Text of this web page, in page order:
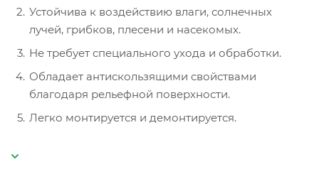
Устойчива к воздействию влаги, солнечных
лучей, грибков, плесени и насекомых.
Не требует специального ухода и обработки.
Обладает антискользящими свойствами
благодаря рельефной поверхности.
Легко монтируется и демонтируется.